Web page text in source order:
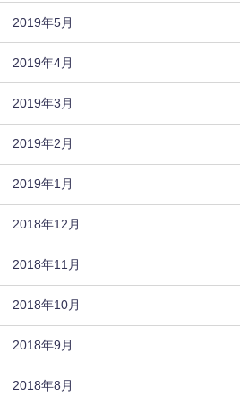
2019年5月
2019年4月
2019年3月
2019年2月
2019年1月
2018年12月
2018年11月
2018年10月
2018年9月
2018年8月